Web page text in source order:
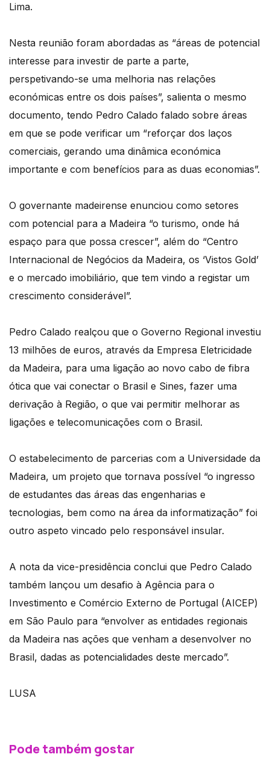
Lima.
Nesta reunião foram abordadas as “áreas de potencial
interesse para investir de parte a parte,
perspetivando-se uma melhoria nas relações
económicas entre os dois países”, salienta o mesmo
documento, tendo Pedro Calado falado sobre áreas
em que se pode verificar um “reforçar dos laços
comerciais, gerando uma dinâmica económica
importante e com benefícios para as duas economias”.
O governante madeirense enunciou como setores
com potencial para a Madeira “o turismo, onde há
espaço para que possa crescer”, além do “Centro
Internacional de Negócios da Madeira, os ‘Vistos Gold’
e o mercado imobiliário, que tem vindo a registar um
crescimento considerável”.
Pedro Calado realçou que o Governo Regional investiu
13 milhões de euros, através da Empresa Eletricidade
da Madeira, para uma ligação ao novo cabo de fibra
ótica que vai conectar o Brasil e Sines, fazer uma
derivação à Região, o que vai permitir melhorar as
ligações e telecomunicações com o Brasil.
O estabelecimento de parcerias com a Universidade da
Madeira, um projeto que tornava possível “o ingresso
de estudantes das áreas das engenharias e
tecnologias, bem como na área da informatização” foi
outro aspeto vincado pelo responsável insular.
A nota da vice-presidência conclui que Pedro Calado
também lançou um desafio à Agência para o
Investimento e Comércio Externo de Portugal (AICEP)
em São Paulo para “envolver as entidades regionais
da Madeira nas ações que venham a desenvolver no
Brasil, dadas as potencialidades deste mercado”.
LUSA
Pode também gostar